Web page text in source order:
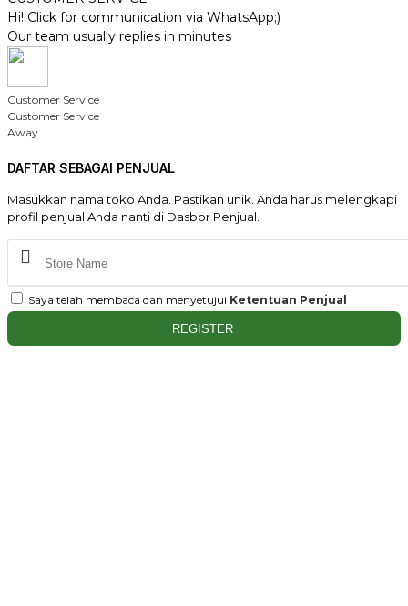
Hi! Click for communication via WhatsApp;)
Our team usually replies in minutes
Customer Service
Customer Service
Away
DAFTAR SEBAGAI PENJUAL
Masukkan nama toko Anda. Pastikan unik. Anda harus melengkapi
profil penjual Anda nanti di Dasbor Penjual.
Saya telah membaca dan menyetujui Ketentuan Penjual
REGISTER